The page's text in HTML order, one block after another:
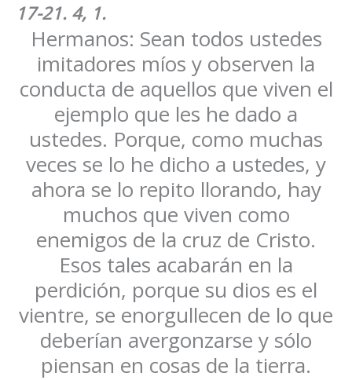
17-21. 4, 1.
Hermanos: Sean todos ustedes
imitadores míos y observen la
conducta de aquellos que viven el
ejemplo que les he dado a
ustedes. Porque, como muchas
veces se lo he dicho a ustedes, y
ahora se lo repito llorando, hay
muchos que viven como
enemigos de la cruz de Cristo.
Esos tales acabarán en la
perdición, porque su dios es el
vientre, se enorgullecen de lo que
deberían avergonzarse y sólo
piensan en cosas de la tierra.